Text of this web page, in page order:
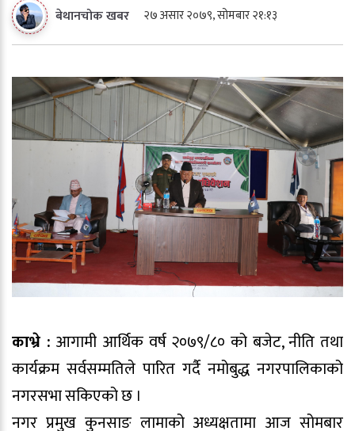
बेथानचोक खबर २७ असार २०७९, सोमबार २१:१३
काभ्रे : आगामी आर्थिक वर्ष २०७९/८० को बजेट, नीति तथा
कार्यक्रम सर्वसम्मतिले पारित गर्दै नमोबुद्ध नगरपालिकाको
नगरसभा सकिएको छ ।
नगर प्रमुख कुनसाङ लामाको अध्यक्षतामा आज सोमबार